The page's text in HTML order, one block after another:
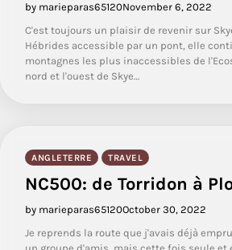
by marieparas65120November 6, 2022
C'est toujours un plaisir de revenir sur
Hébrides accessible par un pont, elle
montagnes les plus inaccessibles de
nord et l'ouest de Skye…
ANGLETERRE TRAVEL
NC500: de Torridon à
by marieparas65120October 30, 2022
Je reprends la route que j'avais déjà